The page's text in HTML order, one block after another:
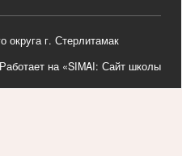
г. Стерлитамак
Работает на «SIMAI: Сайт школы